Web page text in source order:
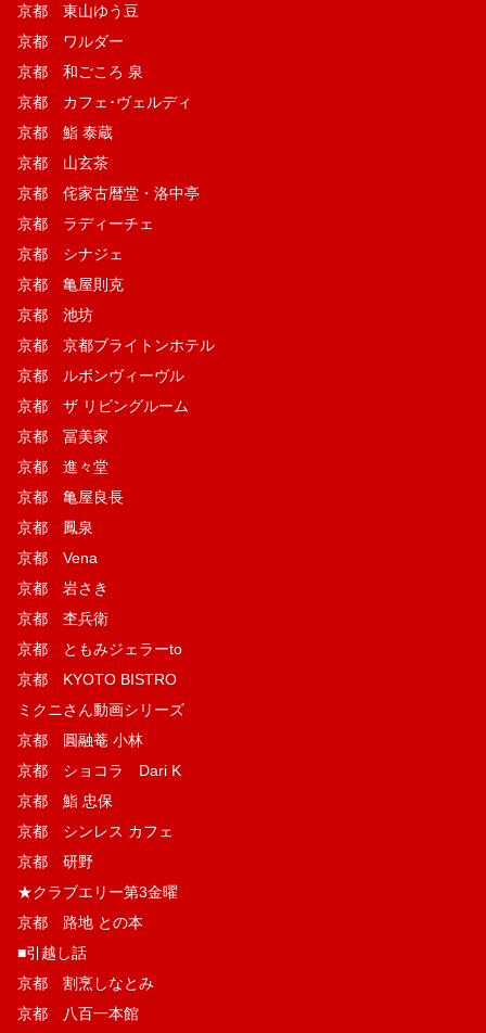
京都 東山ゆう豆
京都 ワルダー
京都 和ごころ 泉
京都 カフェ･ヴェルディ
京都 鮨 泰蔵
京都 山玄茶
京都 侘家古暦堂・洛中亭
京都 ラディーチェ
京都 シナジェ
京都 亀屋則克
京都 池坊
京都 京都ブライトンホテル
京都 ルボンヴィーヴル
京都 ザ リビングルーム
京都 冨美家
京都 進々堂
京都 亀屋良長
京都 鳳泉
京都 Vena
京都 岩さき
京都 杢兵衛
京都 ともみジェラーto
京都 KYOTO BISTRO
ミクニさん動画シリーズ
京都 圓融菴 小林
京都 ショコラ Dari K
京都 鮨 忠保
京都 シンレス カフェ
京都 研野
★クラブエリー第3金曜
京都 路地 との本
■引越し話
京都 割烹しなとみ
京都 八百一本館